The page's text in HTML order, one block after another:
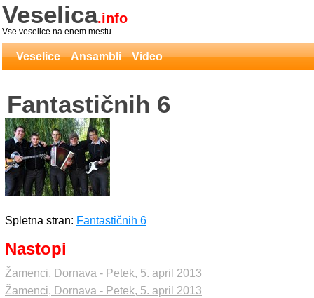
Veselica.info
Vse veselice na enem mestu
Veselice Ansambli Video
Fantastičnih 6
Spletna stran: Fantastičnih 6
Nastopi
Žamenci, Dornava - Petek, 5. april 2013
Žamenci, Dornava - Petek, 5. april 2013